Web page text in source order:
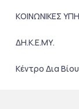
ΚΟΙΝΩΝΙΚΕΣ
ΔΗ.Κ.Ε.ΜΥ.
Κέντρο Δια